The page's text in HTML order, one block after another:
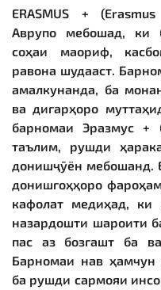
ERASMUS +
Аврупо мебошад, ки
соҳаи маориф,
равона шудааст.
амалкунанда, ба
ва дигарҳоро
барномаи Эразмус +
таълим, рушди
донишҷӯён мебошанд.
донишгоҳҳоро
кафолат медиҳад,
назардошти шароити
пас аз бозгашт ба
Барномаи нав ҳамчун
ба рушди сармояи